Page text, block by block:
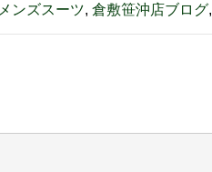
メンズスーツ, 倉敷笹沖店ブログ,